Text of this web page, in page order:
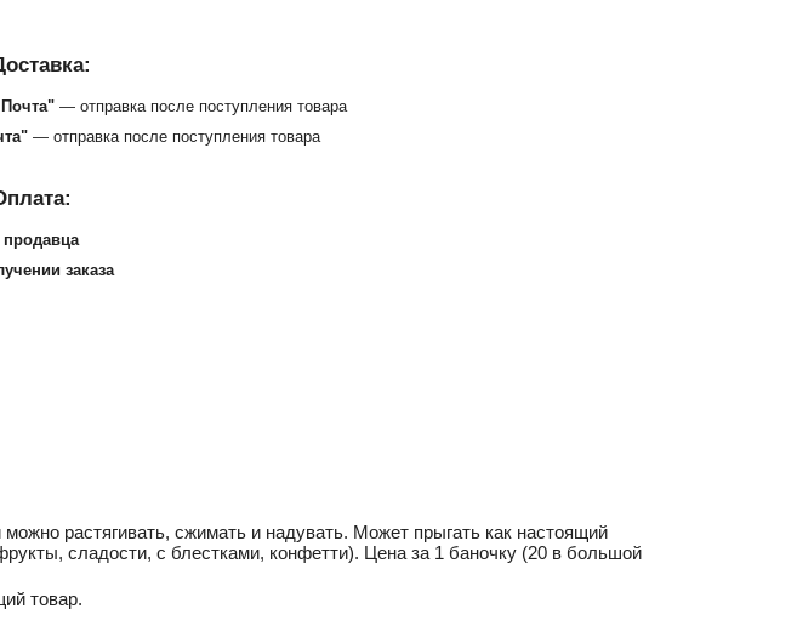
— отправка после поступления товара
— отправка после поступления товара
продавца
заказа
растягивать, сжимать и надувать. Может прыгать как настоящий
сладости, с блестками, конфетти). Цена за 1 баночку (20 в большой
товар.